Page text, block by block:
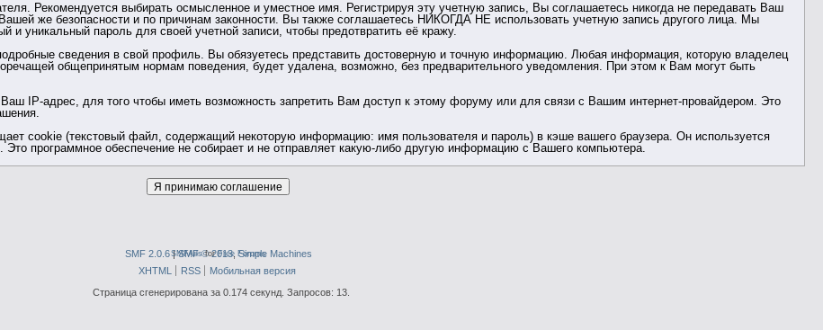
Рекомендуется выбирать осмысленное и уместное имя. Регистрируя эту учетную запись, Вы соглашаетесь никогда не передавать Ваш
же безопасности и по причинам законности. Вы также соглашаетесь НИКОГДА НЕ использовать учетную запись другого лица. Мы
пароль для своей учетной записи, чтобы предотвратить её кражу.
сведения в свой профиль. Вы обязуетесь представить достоверную и точную информацию. Любая информация, которую владелец
общепринятым нормам поведения, будет удалена, возможно, без предварительного уведомления. При этом к Вам могут быть
IP-адрес, для того чтобы иметь возможность запретить Вам доступ к этому форуму или для связи с Вашим интернет-провайдером. Это
cookie (текстовый файл, содержащий некоторую информацию: имя пользователя и пароль) в кэше вашего браузера. Он используется
программное обеспечение не собирает и не отправляет какую-либо другую информацию с Вашего компьютера.
SMF 2.0.6|SMF © 2013,Simple Machines
SMFAdsforFree Forums
XHTML RSS
Мобильная версия
Страница сгенерирована за 0.174 секунд. Запросов: 13.